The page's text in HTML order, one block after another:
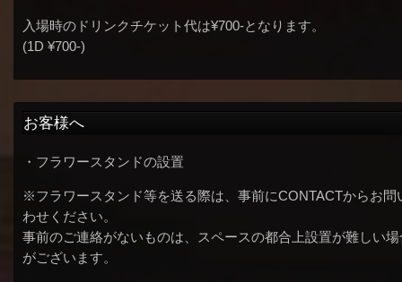
入場時のドリンクチケット代は¥700-となります。
(1D ¥700-)
お客様へ
・フラワースタンドの設置
※フラワースタンド等を送る際は、事前にCONTACTからお問
わせください。
事前のご連絡がないものは、スペースの都合上設置が難しい場
がございます。